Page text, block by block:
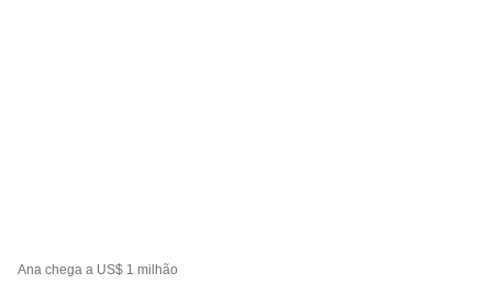
Ana chega a US$ 1 milhão